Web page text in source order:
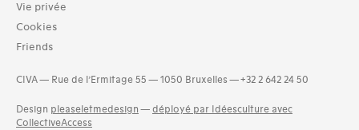
Vie privée
Cookies
Friends
CIVA — Rue de l’Ermitage 55 — 1050 Bruxelles — +32 2 642 24 50
Design pleaseletmedesign — déployé par Idéesculture avec
CollectiveAccess